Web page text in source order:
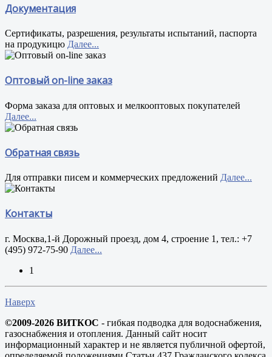
Документация
Сертификаты, разрешения, результаты испытаний, паспорта
на продукицю Далее...
Оптовый on-line заказ
Форма заказа для оптовых и мелкооптовых покупателей
Далее...
Обратная связь
Для отправки писем и коммерческих предложений Далее...
Контакты
г. Москва,1-й Дорожный проезд, дом 4, строение 1, тел.: +7
(495) 972-75-90 Далее...
1
Наверх
©2009-2026 ВИТКОС - гибкая подводка для водоснабжения,
газоснабжения и отопления. Данный сайт носит
информационный характер и не является публичной офертой,